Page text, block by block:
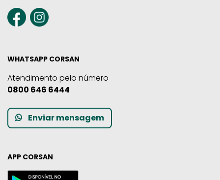
WHATSAPP CORSAN
Atendimento pelo número
0800 646 6444
Enviar mensagem
APP CORSAN